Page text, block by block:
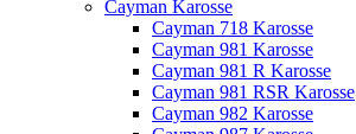
Cayman Karosse
Cayman 718 Karosse
Cayman 981 Karosse
Cayman 981 R Karosse
Cayman 981 RSR Karosse
Cayman 982 Karosse